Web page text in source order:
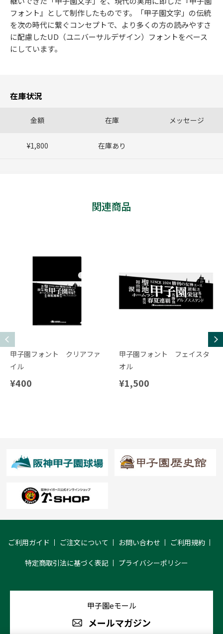
フォント』として制作したものです。「甲子園文字」の伝統
を次の時代に繋ぐコンセプトで、より多くの方の読みやすさ
に配慮したUD（ユニバーサルデザイン）フォントをベース
にしています。
在庫状況
金額 在庫 メッセージ
¥1,800 在庫あり
関連商品
甲子園フォント クリアファ
イル
¥400
甲子園フォント フェイスタ
オル
¥1,500
ご利用ガイド ご注文について お問い合わせ ご利用規約
特定商取引法に基づく表記 プライバシーポリシー
甲子園eモール
メールマガジン